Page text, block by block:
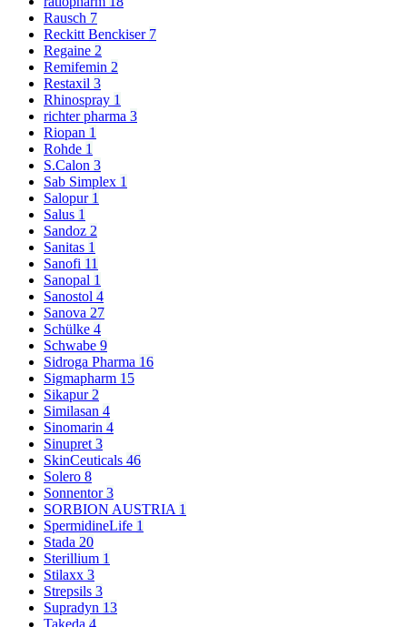
Rausch 7
Reckitt Benckiser 7
Regaine 2
Remifemin 2
Restaxil 3
Rhinospray 1
richter pharma 3
Riopan 1
Rohde 1
S.Calon 3
Sab Simplex 1
Salopur 1
Salus 1
Sandoz 2
Sanitas 1
Sanofi 11
Sanopal 1
Sanostol 4
Sanova 27
Schülke 4
Schwabe 9
Sidroga Pharma 16
Sigmapharm 15
Sikapur 2
Similasan 4
Sinomarin 4
Sinupret 3
SkinCeuticals 46
Solero 8
Sonnentor3
SORBION AUSTRIA 1
SpermidineLife 1
Stada 20
Sterillium 1
Stilaxx 3
Strepsils 3
Supradyn 13